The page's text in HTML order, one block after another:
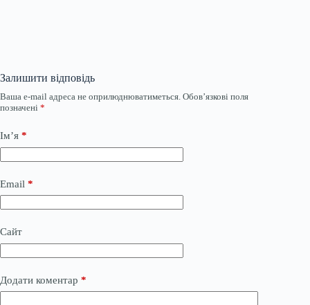
Залишити відповідь
Ваша e-mail адреса не оприлюднюватиметься. Обов’язкові поля
позначені *
Ім’я *
Email *
Сайт
Додати коментар *